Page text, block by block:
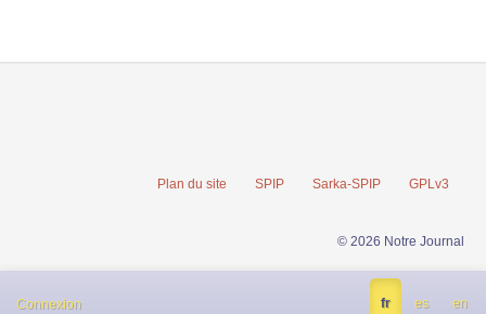
Plan du site SPIP Sarka-SPIP GPLv3
© 2026 Notre Journal
Connexion fr es en